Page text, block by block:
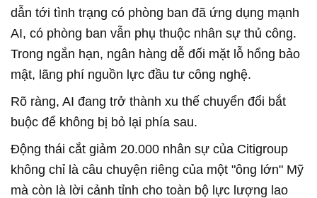
dẫn tới tình trạng có phòng ban đã ứng dụng mạnh
AI, có phòng ban vẫn phụ thuộc nhân sự thủ công.
Trong ngắn hạn, ngân hàng dễ đối mặt lỗ hổng bảo
mật, lãng phí nguồn lực đầu tư công nghệ.
Rõ ràng, AI đang trở thành xu thế chuyển đổi bắt
buộc để không bị bỏ lại phía sau.
Động thái cắt giảm 20.000 nhân sự của Citigroup
không chỉ là câu chuyện riêng của một "ông lớn" Mỹ
mà còn là lời cảnh tỉnh cho toàn bộ lực lượng lao